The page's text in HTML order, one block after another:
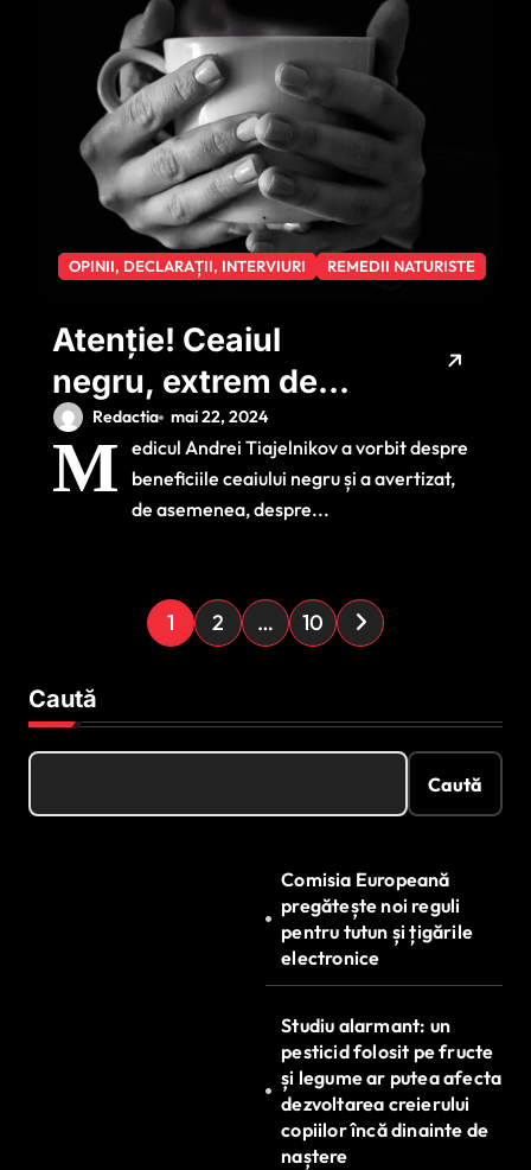
OPINII, DECLARAȚII, INTERVIURI REMEDII NATURISTE
Atenție! Ceaiul
negru, extrem de
periculos pentru
acești oameni
Redactia mai 22, 2024
M edicul Andrei Tiajelnikov a vorbit despre
beneficiile ceaiului negru și a avertizat,
de asemenea, despre...
P
a
i
a
1 2 … 10
Caută
Caută
Comisia Europeană
pregătește noi reguli
pentru tutun și țigările
electronice
Studiu alarmant: un
pesticid folosit pe fructe
și legume ar putea afecta
dezvoltarea creierului
copiilor încă dinainte de
naștere